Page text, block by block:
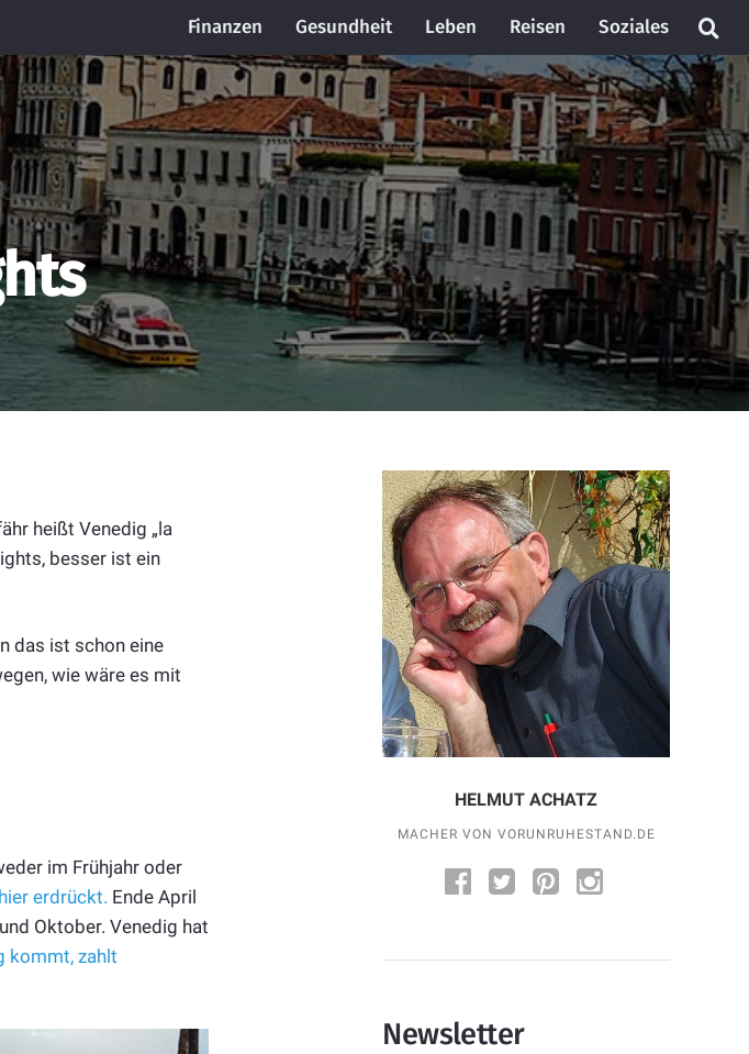
Finanzen Gesundheit Leben Reisen Soziales
heißt Venedig „la
besser ist ein
das ist schon eine
wie wäre es mit
im Frühjahr oder
erdrückt. Ende April
Oktober. Venedig hat
kommt, zahlt
HELMUT ACHATZ
MACHER VON VORUNRUHESTAND.DE
Newsletter